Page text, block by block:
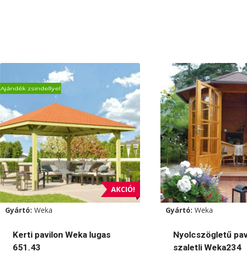
Ajándék zsindellyel
AKCIÓ!
Gyártó: Weka
Kerti pavilon Weka lugas
651.43
Gyártó: Weka
Nyolcszögletű
szaletli Weka234